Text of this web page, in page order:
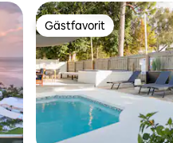
Gästfavorit
Gästfavorit